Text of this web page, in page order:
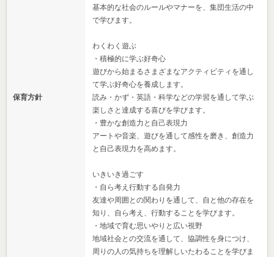
保育方針
基本的な社会のルールやマナーを、集団生活の中
で学びます。
わくわく遊ぶ
・積極的に学ぶ好奇心
遊びから始まるさまざまなアクティビティを通し
て学ぶ好奇心を養成します。
読み・かず・英語・科学などの学習を通して学ぶ
楽しさと達成する喜びを学びます。
・豊かな創造力と自己表現力
アートや音楽、遊びを通して感性を磨き、創造力
と自己表現力を高めます。
いきいき過ごす
・自ら考え行動する自発力
友達や周囲との関わりを通して、自と他の存在を
知り、自ら考え、行動することを学びます。
・地域で育む思いやりと広い視野
地域社会との交流を通して、協調性を身につけ、
周りの人の気持ちを理解しいたわることを学びま